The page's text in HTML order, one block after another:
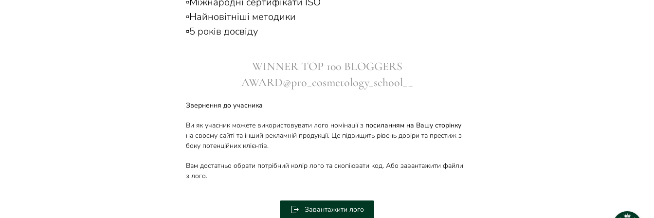
▫️Найновітніші методики
▫️5 років досвіду
WINNER TOP 100 BLOGGERS
AWARD@pro_cosmetology_school__
Звернення до учасника
Ви як учасник можете використовувати лого номінації з посиланням на Вашу сторінку
на своєму сайті та інший рекламній продукції. Це підвищить рівень довіри та престиж з
боку потенційних клієнтів.
Вам достатньо обрати потрібний колір лого та скопіювати код. Або завантажити файли
з лого.
Завантажити лого